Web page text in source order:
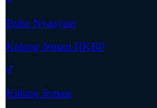
Buku Nyanyian
Kidung Jemaat HKBP
Kidung Jemaat